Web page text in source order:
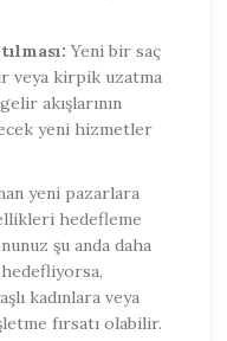
Yeni bir saç
veya kirpik uzatma
akışlarının
yeni hizmetler
yeni pazarlara
hedefleme
şu anda daha
hedefliyorsa,
kadınlara veya
fırsatı olabilir.